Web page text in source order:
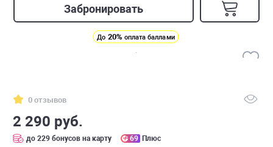
Забронировать
До 20% оплата баллами
0 отзывов
2 290 руб.
до 229 бонусов на карту 69 Плюс